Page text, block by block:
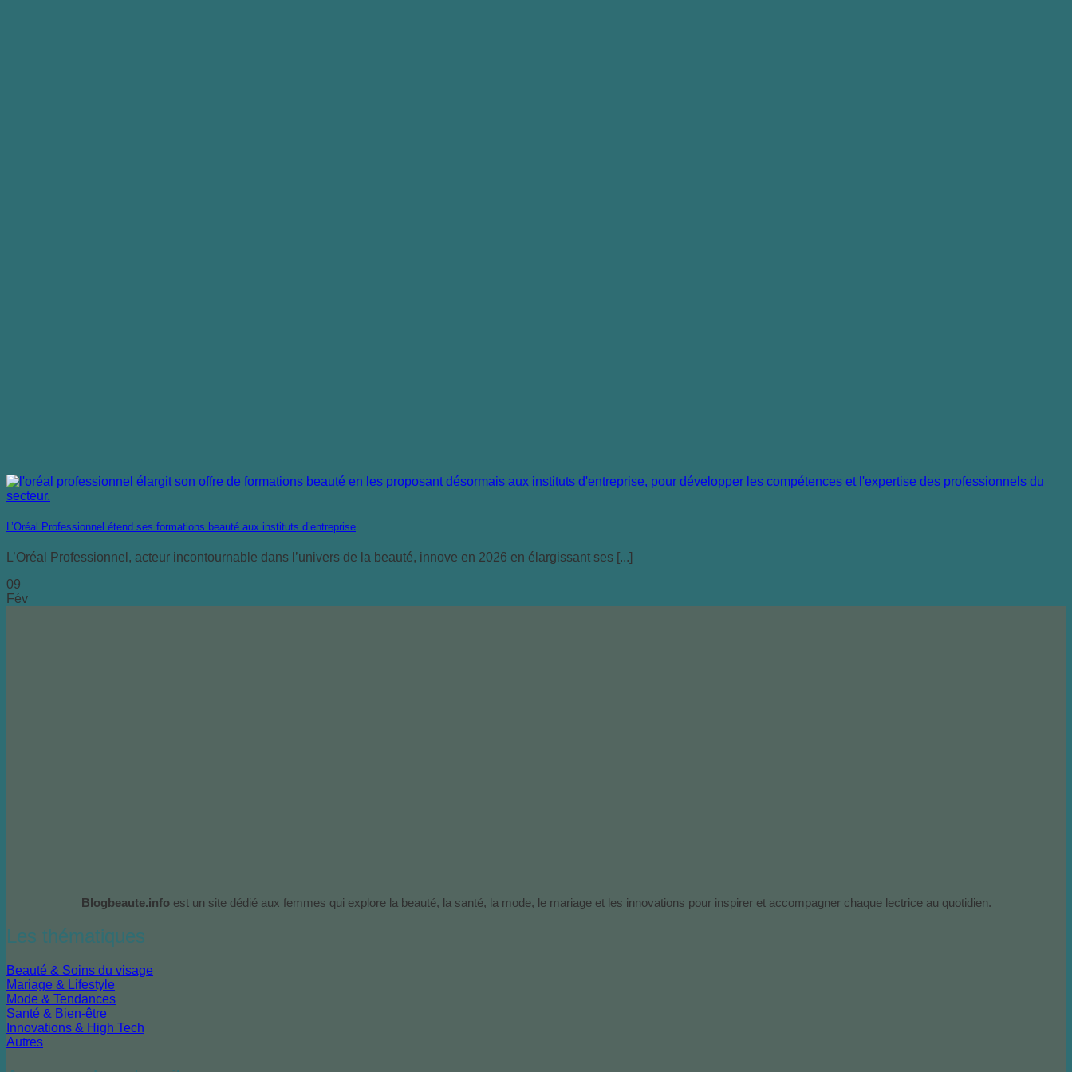
L’Oréal Professionnel étend ses formations beauté aux instituts d’entreprise
L’Oréal Professionnel, acteur incontournable dans l’univers de la beauté, innove en 2026 en élargissant ses [...]
09
Fév
Blogbeaute.infoest un site dédié aux femmes qui explore la beauté, la santé, la mode, le mariage et les innovations pour inspirer et accompagner chaque lectrice au quotidien.
Les thématiques
Beauté & Soins du visage
Mariage & Lifestyle
Mode & Tendances
Santé & Bien-être
Innovations & High Tech
Autres